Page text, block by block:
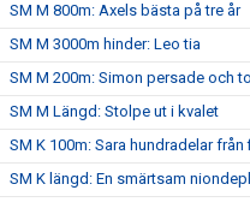
SM M 800m: Axels bästa på tre år
SM M 3000m hinder: Leo tia
SM M 200m: Simon persade och
SM M Längd: Stolpe ut i kvalet
SM K 100m: Sara hundradelar
SM K längd: En smärtsam